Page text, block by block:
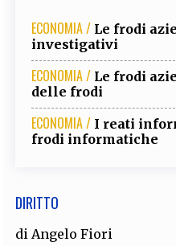
ECONOMIA / Le frodi
investigativi
ECONOMIA / Le frodi
delle frodi
ECONOMIA / I reati
frodi informatiche
DIRITTO
di Angelo Fiori